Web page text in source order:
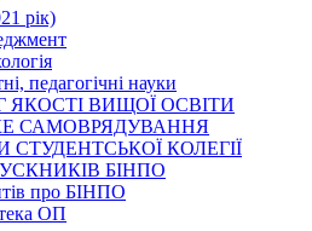
рік)
педагогічні науки
ЯКОСТІ ВИЩОЇ ОСВІТИ
САМОВРЯДУВАННЯ
КОЛЕГІЇ
БІНПО
про БІНПО
ОП